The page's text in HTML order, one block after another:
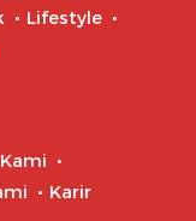
Lifestyle
Karir